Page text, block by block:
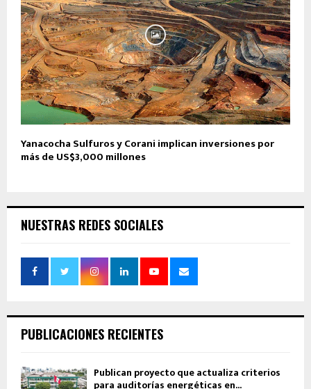
Yanacocha Sulfuros y Corani implican inversiones por
más de US$3,000 millones
NUESTRAS REDES SOCIALES
PUBLICACIONES RECIENTES
Publican proyecto que actualiza criterios
para auditorías energéticas en...